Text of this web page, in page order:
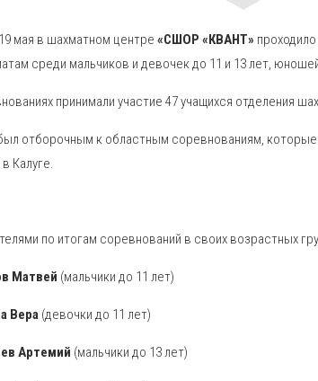
мая в шахматном центре «СШОР «КВАНТ»
среди мальчиков и девочек до 11 и 13 лет,
принимали участие 47 учащихся отделения
отборочным к областным соревнованиям,
Калуге.
по итогам соревнований в своих возрастных
Матвей (мальчики до 11 лет)
Вера (девочки до 11 лет)
Артемий (мальчики до 13 лет)